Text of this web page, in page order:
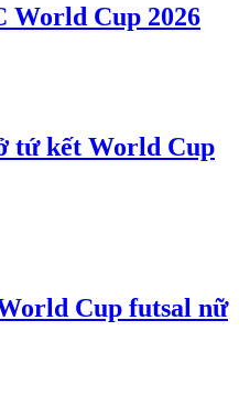
World Cup 2026
tứ kết World Cup
Cup futsal nữ